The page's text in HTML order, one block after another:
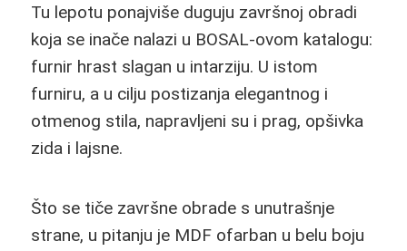
Tu lepotu ponajviše duguju završnoj obradi
koja se inače nalazi u BOSAL-ovom katalogu:
furnir hrast slagan u intarziju. U istom
furniru, a u cilju postizanja elegantnog i
otmenog stila, napravljeni su i prag, opšivka
zida i lajsne.
Što se tiče završne obrade s unutrašnje
strane, u pitanju je MDF ofarban u belu boju